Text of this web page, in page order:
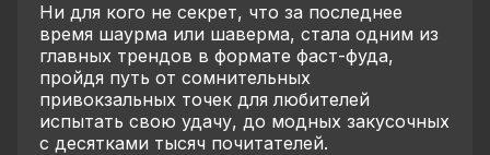
Ни для кого не секрет, что за последнее
время шаурма или шаверма, стала одним из
главных трендов в формате фаст-фуда,
пройдя путь от сомнительных
привокзальных точек для любителей
испытать свою удачу, до модных закусочных
с десятками тысяч почитателей.